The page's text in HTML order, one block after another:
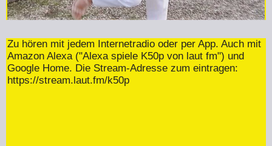
Zu hören mit jedem Internetradio oder per App. Auch mit
Amazon Alexa ("Alexa spiele K50p von laut fm") und
Google Home. Die Stream-Adresse zum eintragen:
https://stream.laut.fm/k50p